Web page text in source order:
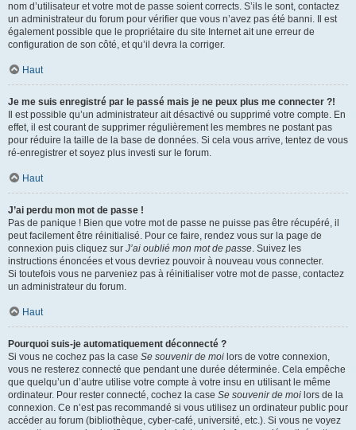
nom d’utilisateur et votre mot de passe soient corrects. S’ils le sont, contactez
un administrateur du forum pour vérifier que vous n’avez pas été banni. Il est
également possible que le propriétaire du site Internet ait une erreur de
configuration de son côté, et qu’il devra la corriger.
Haut
Je me suis enregistré par le passé mais je ne peux plus me connecter ?!
Il est possible qu’un administrateur ait désactivé ou supprimé votre compte. En
effet, il est courant de supprimer régulièrement les membres ne postant pas
pour réduire la taille de la base de données. Si cela vous arrive, tentez de vous
ré-enregistrer et soyez plus investi sur le forum.
Haut
J’ai perdu mon mot de passe !
Pas de panique ! Bien que votre mot de passe ne puisse pas être récupéré, il
peut facilement être réinitialisé. Pour ce faire, rendez vous sur la page de
connexion puis cliquez sur J’ai oublié mon mot de passe. Suivez les
instructions énoncées et vous devriez pouvoir à nouveau vous connecter.
Si toutefois vous ne parveniez pas à réinitialiser votre mot de passe, contactez
un administrateur du forum.
Haut
Pourquoi suis-je automatiquement déconnecté ?
Si vous ne cochez pas la case Se souvenir de moi lors de votre connexion,
vous ne resterez connecté que pendant une durée déterminée. Cela empêche
que quelqu’un d’autre utilise votre compte à votre insu en utilisant le même
ordinateur. Pour rester connecté, cochez la case Se souvenir de moi lors de la
connexion. Ce n’est pas recommandé si vous utilisez un ordinateur public pour
accéder au forum (bibliothèque, cyber-café, université, etc.). Si vous ne voyez